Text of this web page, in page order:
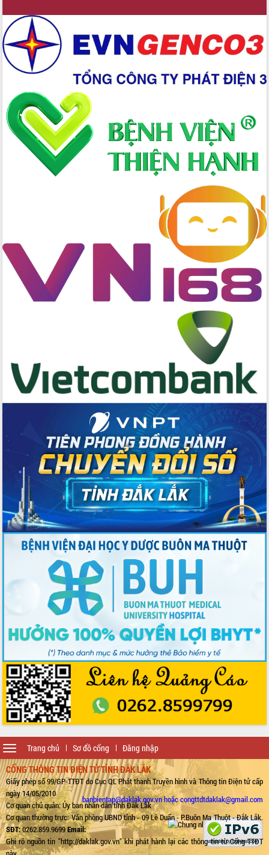
Trang chủ Sơ đồ cổng Đăng nhập
Toggle
navigation
CỔNG THÔNG TIN ĐIỆN TỬ TỈNH ĐẮK LẮK
Giấy phép số 99/GP-TTĐT do Cục QL Phát thanh Truyền hình và Thông tin Điện tử cấp
ngày 14/05/2010
Cơ quan chủ quản: Ủy ban nhân dân tỉnh Đắk Lắk
Cơ quan thường trực: Văn phòng UBND tỉnh - 09 Lê Duẩn - P.Buôn Ma Thuột - Đắk Lắk.
SĐT:0262.859.9699Email:
banbientap@daklak.gov.vn hoặc congttdtdaklak@gmail.com
Ghi rõ nguồn tin "http://daklak.gov.vn" khi phát hành lại các thông tin từ Cổng TTĐT